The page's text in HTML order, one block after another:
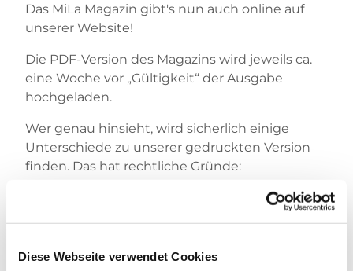
Diese Webseite verwendet Cookies
Das MiLa Magazin gibt's nun auch online auf
unserer Website!
Die PDF-Version des Magazins wird jeweils ca.
eine Woche vor „Gültigkeit“ der Ausgabe
hochgeladen.
Wer genau hinsieht, wird sicherlich einige
Unterschiede zu unserer gedruckten Version
finden. Das hat rechtliche Gründe:
Datenschutzrechte. Das Redaktionsteam ist
stets bemüht, dass die Online-Version